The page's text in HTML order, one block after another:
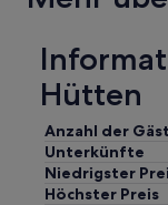
Hütten
Anzahl der
Unterkünfte
Niedrigster
Höchster Preis